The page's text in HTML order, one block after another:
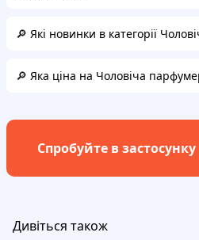
🔎 Які новинки в категорії
🔎 Яка ціна на Чоловіча
Спробуйте в застосунку
Дивіться також